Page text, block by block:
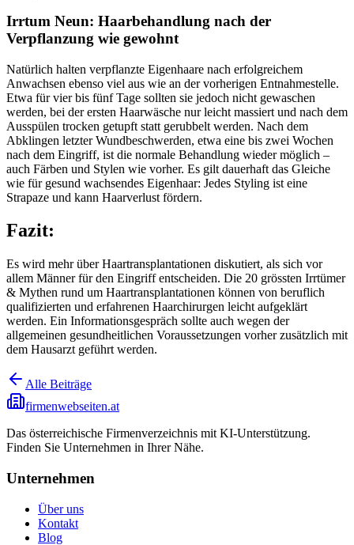
Irrtum Neun: Haarbehandlung nach der
Verpflanzung wie gewohnt
Natürlich halten verpflanzte Eigenhaare nach erfolgreichem
Anwachsen ebenso viel aus wie an der vorherigen Entnahmestelle.
Etwa für vier bis fünf Tage sollten sie jedoch nicht gewaschen
werden, bei der ersten Haarwäsche nur leicht massiert und nach dem
Ausspülen trocken getupft statt gerubbelt werden. Nach dem
Abklingen letzter Wundbeschwerden, etwa eine bis zwei Wochen
nach dem Eingriff, ist die normale Behandlung wieder möglich –
auch Färben und Stylen wie vorher. Es gilt dauerhaft das Gleiche
wie für gesund wachsendes Eigenhaar: Jedes Styling ist eine
Strapaze und kann Haarverlust fördern.
Fazit:
Es wird mehr über Haartransplantationen diskutiert, als sich vor
allem Männer für den Eingriff entscheiden. Die 20 grössten Irrtümer
& Mythen rund um Haartransplantationen können von beruflich
qualifizierten und erfahrenen Haarchirurgen leicht aufgeklärt
werden. Ein Informationsgespräch sollte auch wegen der
allgemeinen gesundheitlichen Voraussetzungen vorher zusätzlich mit
dem Hausarzt geführt werden.
Alle Beiträge
firmenwebseiten.at
Das österreichische Firmenverzeichnis mit KI-Unterstützung.
Finden Sie Unternehmen in Ihrer Nähe.
Unternehmen
Über uns
Kontakt
Blog